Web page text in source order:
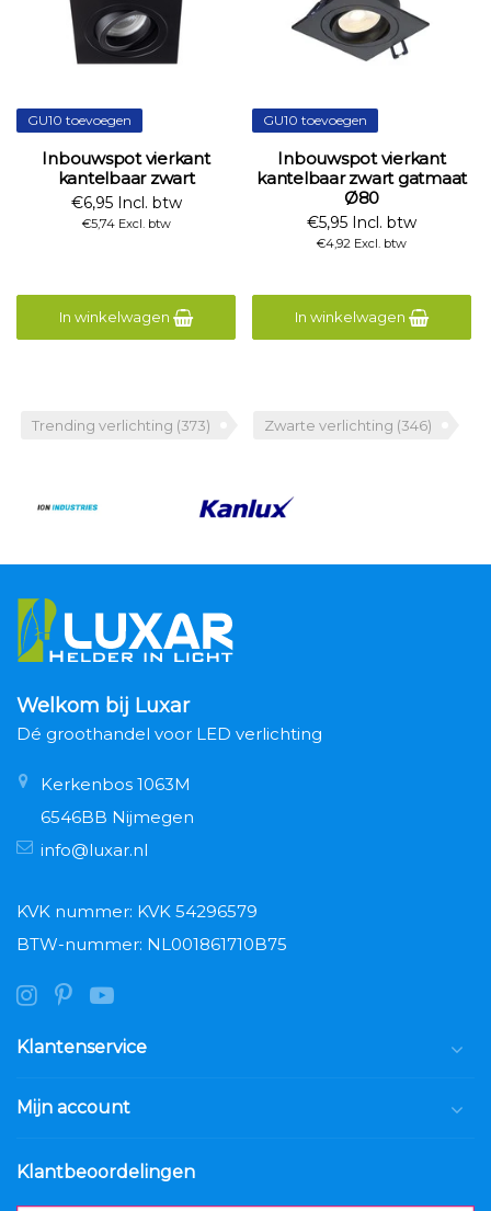
GU10 toevoegen
Inbouwspot vierkant
kantelbaar zwart
€6,95 Incl. btw
€5,74 Excl. btw
In winkelwagen
GU10 toevoegen
Inbouwspot vierkant
kantelbaar zwart gatmaat
Ø80
€5,95 Incl. btw
€4,92 Excl. btw
In winkelwagen
Trending verlichting (373) Zwarte verlichting (346)
Welkom bij Luxar
Dé groothandel voor LED verlichting
Kerkenbos 1063M
6546BB Nijmegen
info@luxar.nl
KVK nummer: KVK 54296579
BTW-nummer: NL001861710B75
Klantenservice
Mijn account
Klantbeoordelingen